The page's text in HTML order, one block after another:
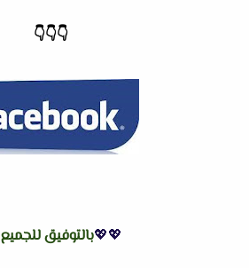
👇
👇
👇
💖💖بالتوفيق للجميع